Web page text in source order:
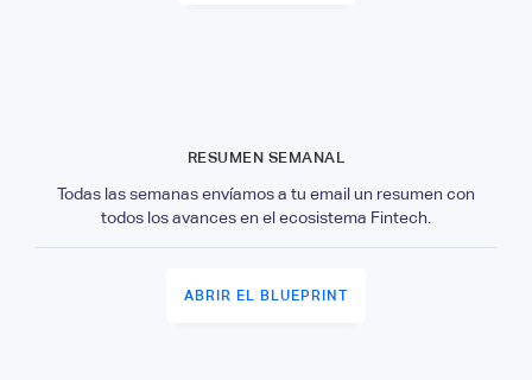
RESUMEN SEMANAL
Todas las semanas envíamos a tu email un resumen con
todos los avances en el ecosistema Fintech.
ABRIR EL BLUEPRINT